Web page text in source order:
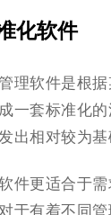
化软件
理软件是根
一套标准化
出相对较为基
件更适合于
于有着不同